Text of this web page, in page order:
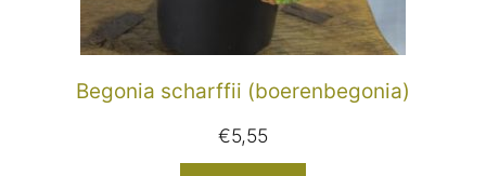
Begonia scharffii (boerenbegonia)
€5,55